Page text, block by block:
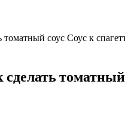
соус Соус к
томатный